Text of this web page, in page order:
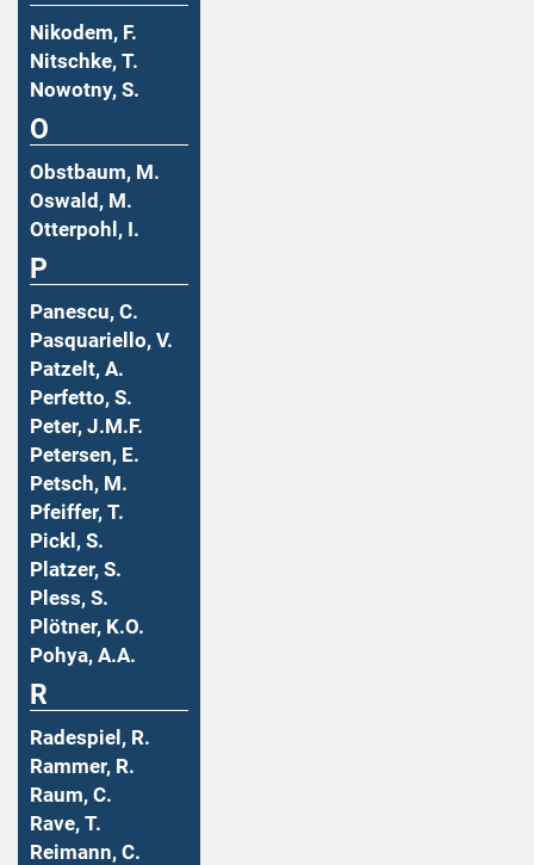
Nikodem, F.
Nitschke, T.
Nowotny, S.
O
Obstbaum, M.
Oswald, M.
Otterpohl, I.
P
Panescu, C.
Pasquariello, V.
Patzelt, A.
Perfetto, S.
Peter, J.M.F.
Petersen, E.
Petsch, M.
Pfeiffer, T.
Pickl, S.
Platzer, S.
Pless, S.
Plötner, K.O.
Pohya, A.A.
R
Radespiel, R.
Rammer, R.
Raum, C.
Rave, T.
Reimann, C.